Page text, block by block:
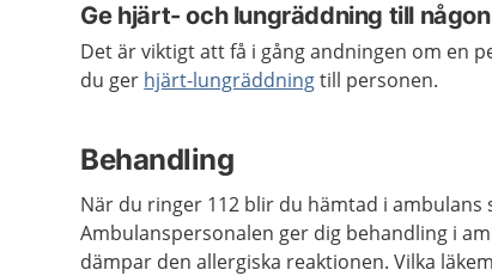
Ge hjärt- och lungräddning till
Det är viktigt att få i gång andningen om en
du ger hjärt-lungräddningtill personen.
Behandling
När du ringer 112 blir du hämtad i ambulans
Ambulanspersonalen ger dig behandling i
dämpar den allergiska reaktionen. Vilka